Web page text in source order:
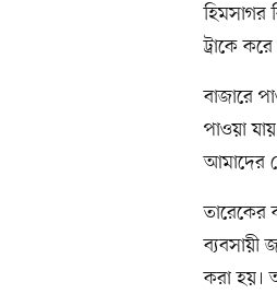
হিমসাগর
ট্রাকে
বাজারে
পাওয়া
আমাদের
তারেকের
ব্যবসায়ী
করা হয়।